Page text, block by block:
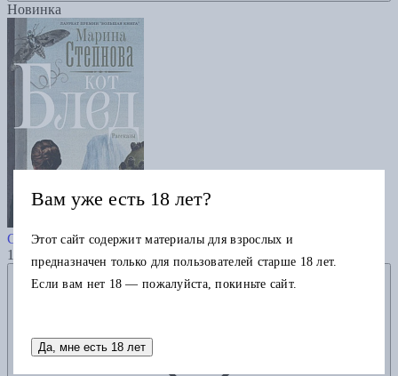
Новинка
Степнова М.
1065
Добавить в избранное
Вам уже есть 18 лет?
Этот сайт содержит материалы для взрослых и
предназначен только для пользователей старше 18 лет.
Если вам нет 18 — пожалуйста, покиньте сайт.
Да, мне есть 18 лет